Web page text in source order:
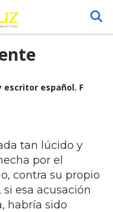
escritor español. F
tan lúcido y
por el
contra su propio
si esa acusación
habría sido